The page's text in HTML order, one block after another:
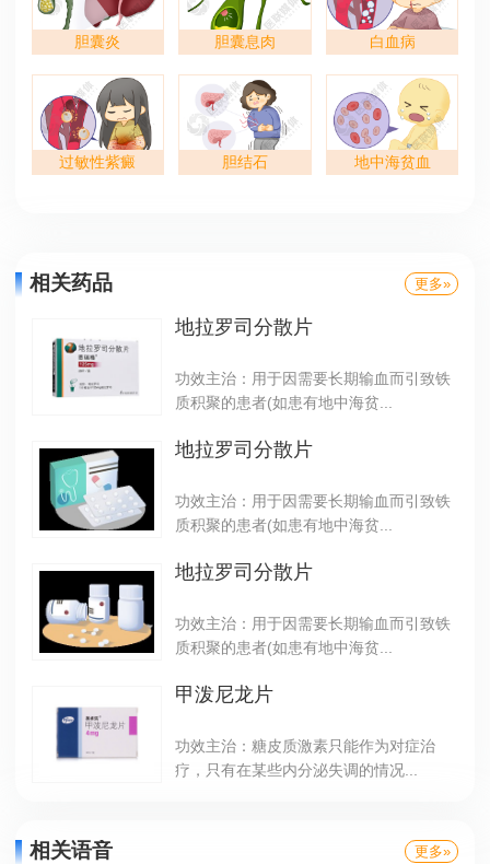
胆囊炎 胆囊息肉 白血病
过敏性紫癜 胆结石 地中海贫血
相关药品 更多»
地拉罗司分散片
功效主治：用于因需要长期输血而引致铁
质积聚的患者(如患有地中海贫...
地拉罗司分散片
功效主治：用于因需要长期输血而引致铁
质积聚的患者(如患有地中海贫...
地拉罗司分散片
功效主治：用于因需要长期输血而引致铁
质积聚的患者(如患有地中海贫...
甲泼尼龙片
功效主治：糖皮质激素只能作为对症治
疗，只有在某些内分泌失调的情况...
相关语音 更多»